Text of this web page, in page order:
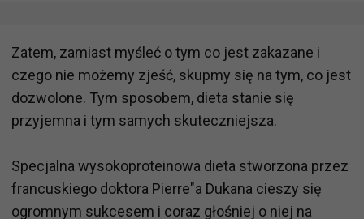
Zatem, zamiast myśleć o tym co jest zakazane i
czego nie możemy zjeść, skupmy się na tym, co jest
dozwolone. Tym sposobem, dieta stanie się
przyjemna i tym samych skuteczniejsza.
Specjalna wysokoproteinowa dieta stworzona przez
francuskiego doktora Pierre"a Dukana cieszy się
ogromnym sukcesem i coraz głośniej o niej na